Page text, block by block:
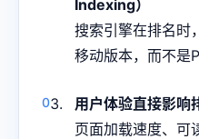
Indexing）
搜索引擎在排名时
移动版本，而不是
用户体验直接影响
页面加载速度、可